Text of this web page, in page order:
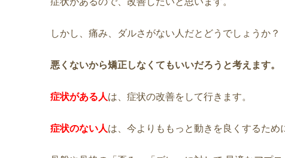
しかし、痛み、ダルさがない人だとどうでしょうか？
悪くないから矯正しなくてもいいだろうと考えます。
症状がある人は、症状の改善をして行きます。
症状のない人は、今よりももっと動きを良くするため